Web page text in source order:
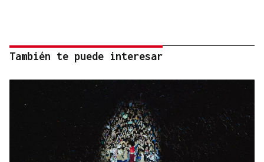
También te puede interesar